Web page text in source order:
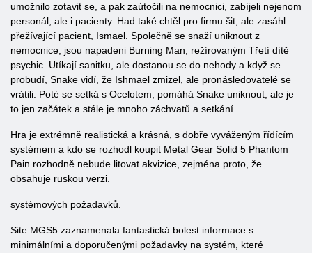
umožnilo zotavit se, a pak zaútočili na nemocnici, zabíjeli nejenom
personál, ale i pacienty. Had také chtěl pro firmu šit, ale zasáhl
přežívající pacient, Ismael. Společně se snaží uniknout z
nemocnice, jsou napadeni Burning Man, režírovaným Třetí dítě
psychic. Utíkají sanitku, ale dostanou se do nehody a když se
probudí, Snake vidí, že Ishmael zmizel, ale pronásledovatelé se
vrátili. Poté se setká s Ocelotem, pomáhá Snake uniknout, ale je
to jen začátek a stále je mnoho záchvatů a setkání.
Hra je extrémně realistická a krásná, s dobře vyváženým řídícím
systémem a kdo se rozhodl koupit Metal Gear Solid 5 Phantom
Pain rozhodně nebude litovat akvizice, zejména proto, že
obsahuje ruskou verzi.
systémových požadavků.
Site MGS5 zaznamenala fantastická bolest informace s
minimálními a doporučenými požadavky na systém, které